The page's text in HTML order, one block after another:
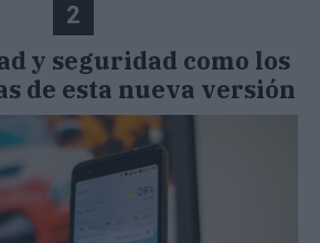
2
y seguridad como los
de esta nueva versión